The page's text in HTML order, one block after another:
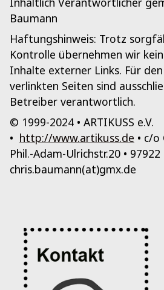
Baumann
Haftungshinweis: Trotz
Kontrolle übernehmen wir
Inhalte externer Links. Für
verlinkten Seiten sind
Betreiber verantwortlich.
© 1999-2024 • ARTIKUSS e.V.
• http://www.artikuss.de • c/o
Phil.-Adam-Ulrichstr.20 • 97922
chris.baumann(at)gmx.de